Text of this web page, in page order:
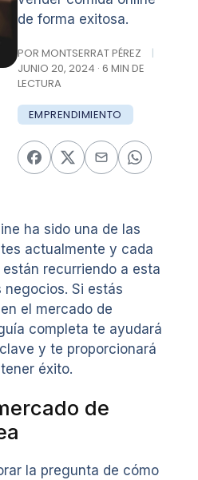
de forma exitosa.
POR MONTSERRAT PÉREZ
|
JUNIO 20, 2024 · 6 MIN DE
LECTURA
EMPRENDIMIENTO
ha sido una de las
actualmente y cada
recurriendo a esta
negocios. Si estás
el mercado de
completa te ayudará
y te proporcionará
éxito.
de
la pregunta de cómo